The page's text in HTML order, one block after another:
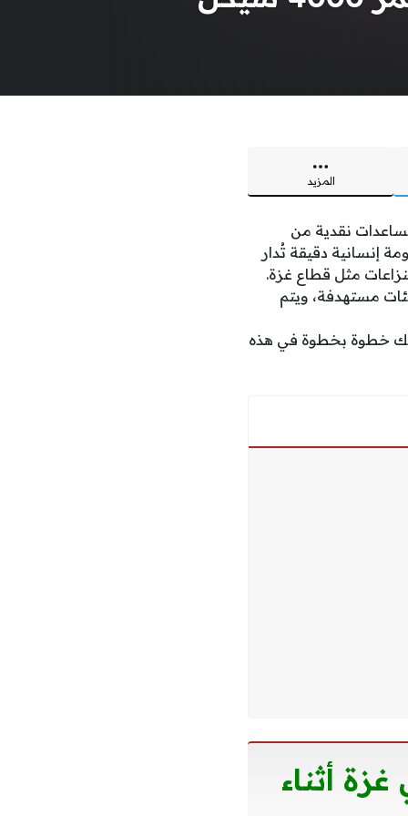
المزيد
نقدية من
إنسانية دقيقة تُدار
مثل قطاع غزة.
مستهدفة، ويتم
لك خطوة بخطوة في هذه
أثناء